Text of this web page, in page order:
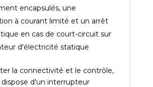
encapsulés, une
à courant limité et un arrêt
en cas de court-circuit sur
d'électricité statique
la connectivité et le contrôle,
dispose d'un interrupteur